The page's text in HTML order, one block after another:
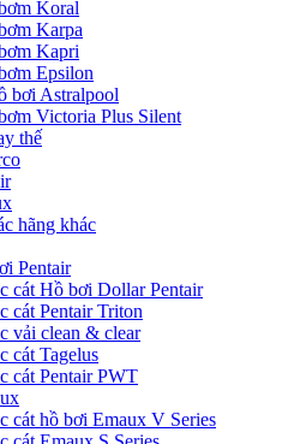
Koral
Karpa
Kapri
Epsilon
bơi Astralpool
Victoria Plus Silent
thế
hãng khác
Pentair
cát Hồ bơi Dollar Pentair
cát Pentair Triton
vải clean & clear
cát Tagelus
cát Pentair PWT
cát hồ bơi Emaux V Series